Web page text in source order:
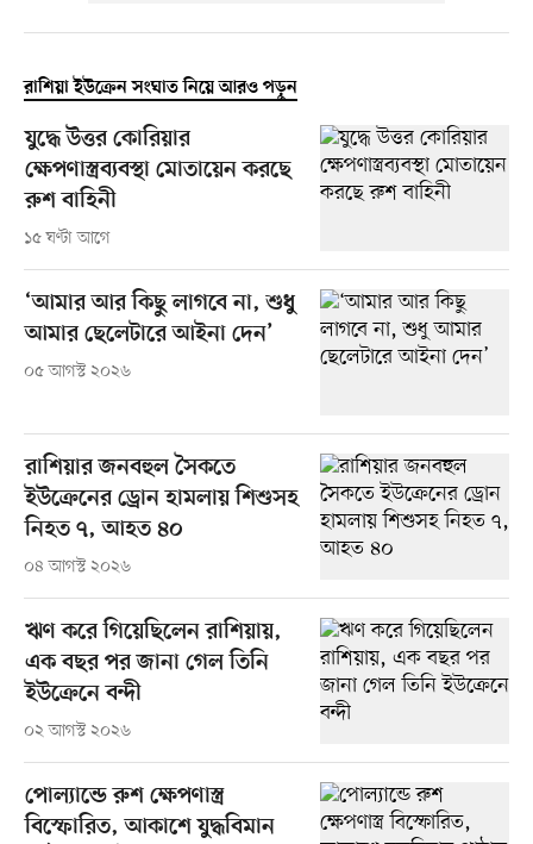
রাশিয়া ইউক্রেন সংঘাত নিয়ে আরও পড়ুন
যুদ্ধে উত্তর কোরিয়ার
ক্ষেপণাস্ত্রব্যবস্থা মোতায়েন করছে
রুশ বাহিনী
১৫ ঘণ্টা আগে
‘আমার আর কিছু লাগবে না, শুধু
আমার ছেলেটারে আইনা দেন’
০৫ আগস্ট ২০২৬
রাশিয়ার জনবহুল সৈকতে
ইউক্রেনের ড্রোন হামলায় শিশুসহ
নিহত ৭, আহত ৪০
০৪ আগস্ট ২০২৬
ঋণ করে গিয়েছিলেন রাশিয়ায়,
এক বছর পর জানা গেল তিনি
ইউক্রেনে বন্দী
০২ আগস্ট ২০২৬
পোল্যান্ডে রুশ ক্ষেপণাস্ত্র
বিস্ফোরিত, আকাশে যুদ্ধবিমান